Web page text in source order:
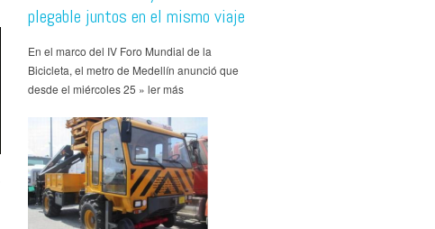
plegable juntos en el mismo viaje
En el marco del IV Foro Mundial de la
Bicicleta, el metro de Medellín anunció que
desde el miércoles 25 » ler más